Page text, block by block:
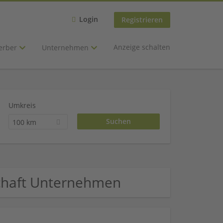
Login Registrieren
Unternehmen Anzeige schalten
Umkreis
100 km
Unternehmen